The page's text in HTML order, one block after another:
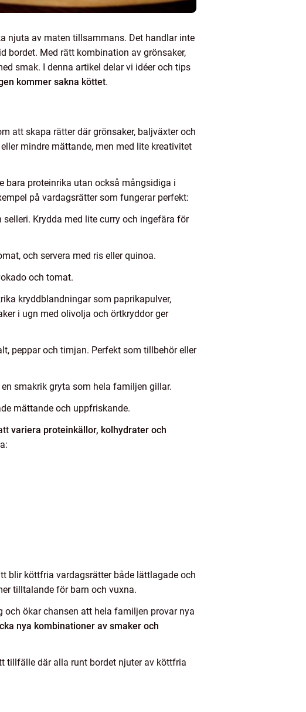
njuta av maten tillsammans. Det handlar inte
bordet. Med rätt kombination av grönsaker,
smak. I denna artikel delar vi idéer och tips
kommer sakna köttet.
att skapa rätter där grönsaker, baljväxter och
mindre mättande, men med lite kreativitet
bara proteinrika utan också mångsidiga i
på vardagsrätter som fungerar perfekt:
Krydda med lite curry och ingefära för
och servera med ris eller quinoa.
och tomat.
kryddblandningar som paprikapulver,
i ugn med olivolja och örtkryddor ger
peppar och timjan. Perfekt som tillbehör eller
smakrik gryta som hela familjen gillar.
mättande och uppfriskande.
variera proteinkällor, kolhydrater och
blir köttfria vardagsrätter både lättlagade och
tilltalande för barn och vuxna.
ökar chansen att hela familjen provar nya
nya kombinationer av smaker och
tillfälle där alla runt bordet njuter av köttfria